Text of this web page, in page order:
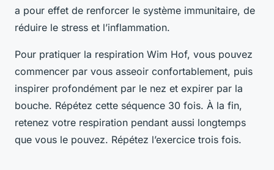
a pour effet de renforcer le système immunitaire, de
réduire le stress et l’inflammation.
Pour pratiquer la respiration Wim Hof, vous pouvez
commencer par vous asseoir confortablement, puis
inspirer profondément par le nez et expirer par la
bouche. Répétez cette séquence 30 fois. À la fin,
retenez votre respiration pendant aussi longtemps
que vous le pouvez. Répétez l’exercice trois fois.